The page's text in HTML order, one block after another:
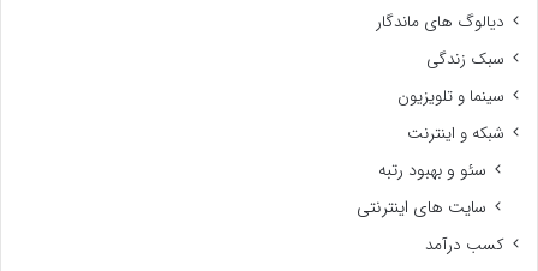
دیالوگ های ماندگار
سبک زندگی
سینما و تلویزیون
شبکه و اینترنت
سئو و بهبود رتبه
سایت های اینترنتی
کسب درآمد